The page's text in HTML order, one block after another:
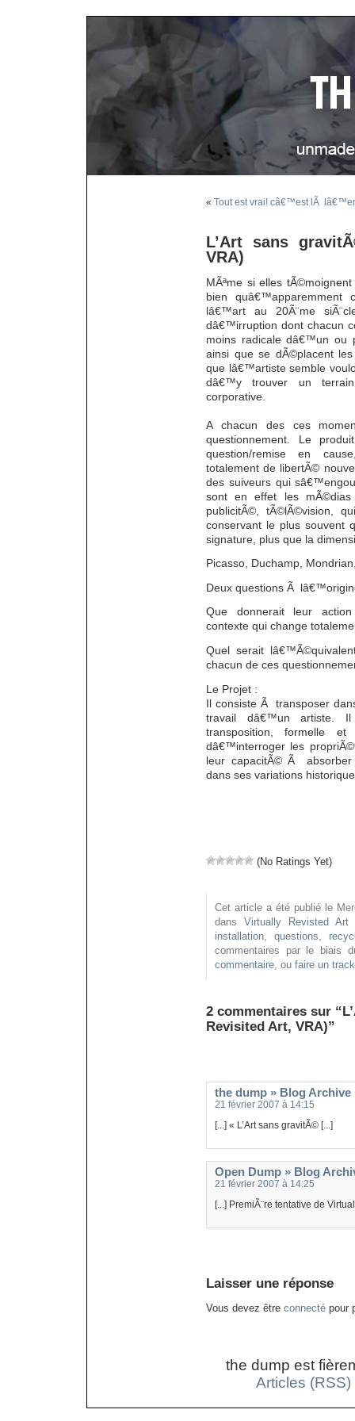
« Tout est vrai! câ€™est lÃ
L’Art sans
VRA)
MÃªme si elles
bien quâ€™apparemment
lâ€™art au 20Ã¨me
dâ€™irruption dont chacun
moins radicale dâ€™un ou
ainsi que se dÃ©placent
que lâ€™artiste semble
dâ€™y trouver un terrain
corporative.
A chacun des ces
questionnement. Le
question/remise en
totalement de libertÃ©
des suiveurs qui
sont en effet les mÃ©dias
publicitÃ©, tÃ©lÃ©vision,
conservant le plus souvent
signature, plus que la
Picasso, Duchamp,
Deux questions Ã
Que donnerait leur
contexte qui change
Quel serait
chacun de ces
Le Projet :
Il consiste Ã transposer
travail dâ€™un artiste.
transposition, formelle
dâ€™interroger les
leur capacitÃ© Ã absorber
dans ses variations
(No Ratings Yet)
Cet article a été publié le
dans Virtually Revisted Art
installation, questions,
commentaires par le biais
commentaire, ou faire un
2 commentaires sur
Revisited Art, VRA)”
the dump » Blog
21 février 2007 à 14:15
[...] « L’Art sans gravitÃ© [...]
Open Dump » Blog
21 février 2007 à 14:25
[...] PremiÃ¨re tentative de
Laisser une réponse
Vous devez être connecté pour
the dump est
Articles (RSS)